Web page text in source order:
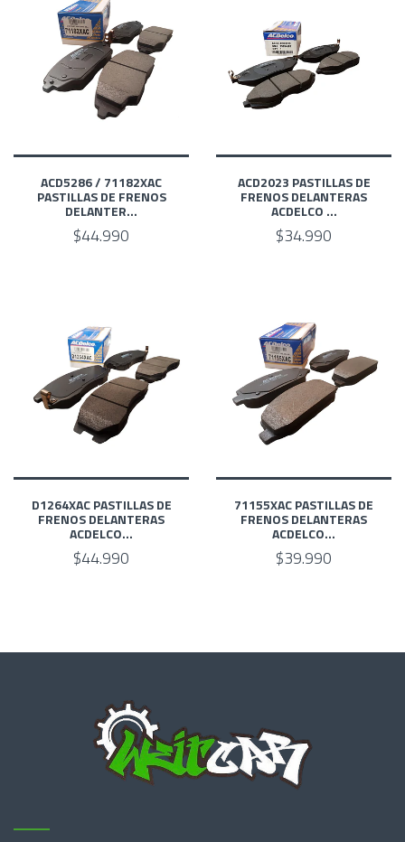
ACD5286 / 71182XAC
PASTILLAS DE FRENOS
DELANTER...
$44.990
ACD2023 PASTILLAS DE
FRENOS DELANTERAS
ACDELCO ...
$34.990
D1264XAC PASTILLAS DE
FRENOS DELANTERAS
ACDELCO...
$44.990
71155XAC PASTILLAS DE
FRENOS DELANTERAS
ACDELCO...
$39.990